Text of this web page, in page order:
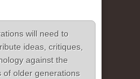
will need to
ideas, critiques,
against the
of older generations